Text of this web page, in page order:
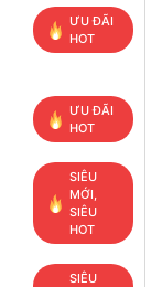
ƯU ĐÃI
HOT
ƯU ĐÃI
HOT
SIÊU
MỚI,
SIÊU
HOT
SIÊU